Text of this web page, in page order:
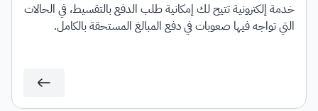
خدمة إلكترونية تتيح لك إمكانية طلب الدفع بالتقسيط، في الحالات
التي تواجه فيها صعوبات في دفع المبالغ المستحقة بالكامل.